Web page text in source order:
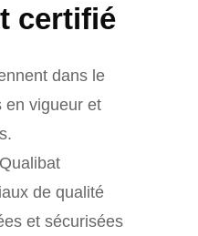
certifié
dans le
en vigueur et
de qualité
et sécurisées